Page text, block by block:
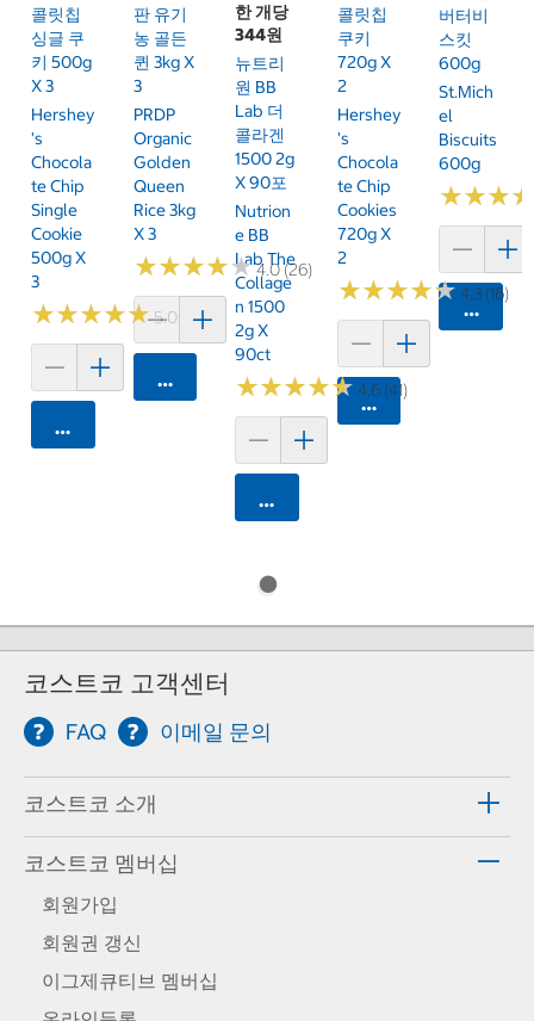
콜릿칩
싱글 쿠
키 500g
X 3
Hershey
's
Chocola
Te Chip
Single
Cookie
500g X
3
★★★★★
★★★★★5.0 (8)
카트에 담기
판 유기
농 골든
퀸 3kg X
3
PRDP
Organic
Golden
Queen
Rice 3kg
X 3
★★★★★
★★★★★4.0 (26)
카트에 담기
한 개당
344원
뉴트리
원 BB
Lab 더
콜라겐
1500 2g
X 90포
Nutrion
E BB
Lab The
Collage
N 1500
2g X
90ct
★★★★★
★★★★★4.6 (41)
카트에 담기
콜릿칩
쿠키
720g X
2
Hershey
's
Chocola
Te Chip
Cookies
720g X
2
★★★★★
★★★★★4.3 (16)
카트에 담기
버터비
스킷
600g
St.Mich
El
Biscuits
600g
★★★
★★★
카트에
코스트코 고객센터
FAQ 이메일 문의
코스트코 소개
코스트코 멤버십
회원가입
회원권 갱신
이그제큐티브 멤버십